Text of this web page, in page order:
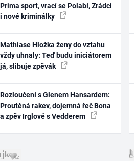
Prima sport, vrací se Polabí, Zrádci
i nové kriminálky
Mathiase Hložka ženy do vztahu
vždy uhnaly: Teď budu iniciátorem
já, slibuje zpěvák
Rozloučení s Glenem Hansardem:
Proutěná rakev, dojemná řeč Bona
a zpěv Irglové s Vedderem